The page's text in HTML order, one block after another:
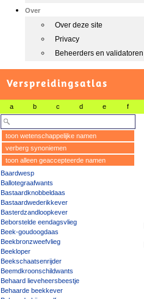
Over
Over deze site
Privacy
Beheerders en validatoren
Verspreidingsatlas
a b c d e f
toon wetenschappelijke namen
verberg synoniemen
toon alleen geaccepteerde namen
Baardwesp
Ballotegraafwants
Bastaardknobbeldaas
Bastaardwederikkever
Basterdzandloopkever
Beborstelde eendagsvlieg
Beek-goudoogdaas
Beekbronzweefvlieg
Beekloper
Beekschaatsenrijder
Beemdkroonschildwants
Behaard lieveheersbeestje
Behaarde beekkever